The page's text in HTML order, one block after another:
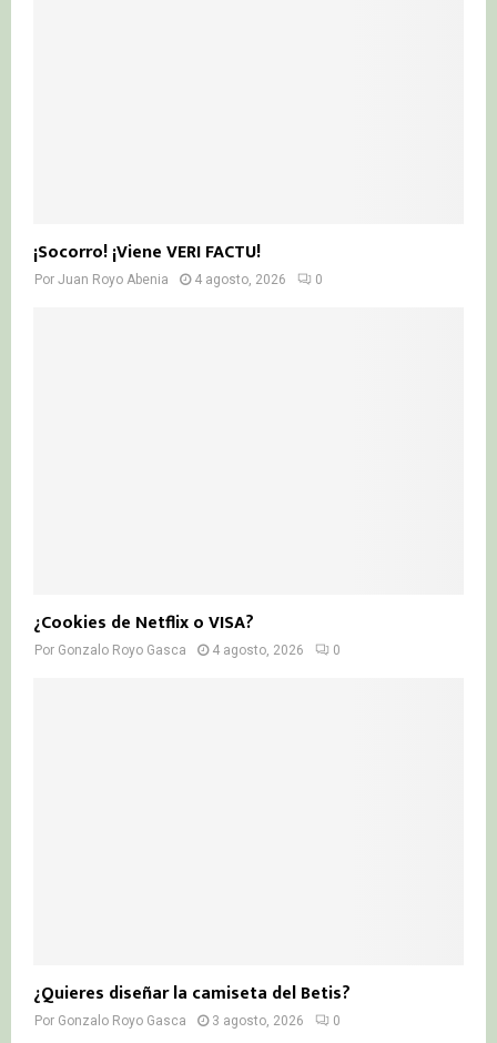
¡Socorro! ¡Viene VERI FACTU!
Por Juan Royo Abenia 4 agosto, 2026 0
¿Cookies de Netflix o VISA?
Por Gonzalo Royo Gasca 4 agosto, 2026 0
¿Quieres diseñar la camiseta del Betis?
Por Gonzalo Royo Gasca 3 agosto, 2026 0